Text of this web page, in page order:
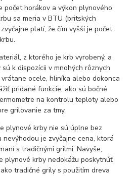
počet horákov a výkon plynového
sa meria v BTU (britských
platí, že čím vyšší je počet
z ktorého je krb vyrobený, a
k dispozícii v mnohých rôznych
ocele, hliníka alebo dokonca
pridané funkcie, ako sú bočné
na kontrolu teploty alebo
grilovanie za tmy.
plynové krby nie sú úplne bez
nevýhodou je zvyčajne cena, ktorá
s tradičnými grilmi. Navyše,
plynové krby nedokážu poskytnúť
tradičné grily s použitím dreva